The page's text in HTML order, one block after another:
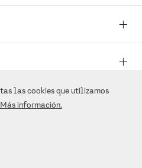
las cookies que utilizamos
Más información.
+
+